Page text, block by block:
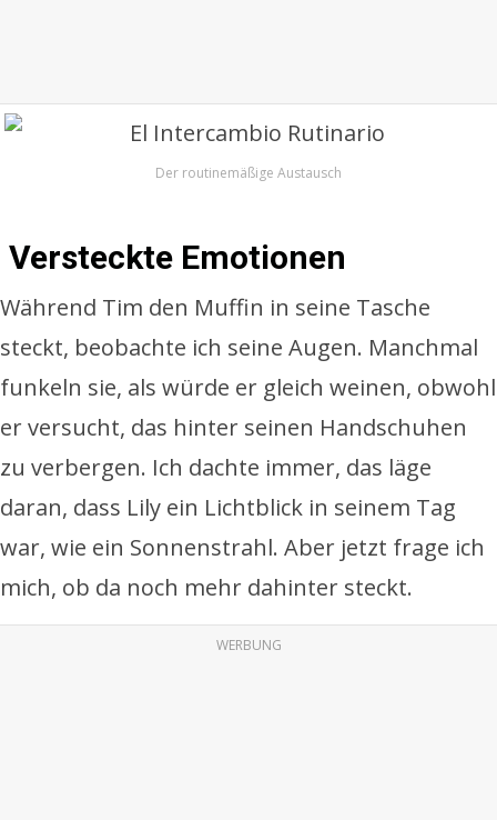
Der routinemäßige Austausch
Versteckte Emotionen
Während Tim den Muffin in seine Tasche
steckt, beobachte ich seine Augen. Manchmal
funkeln sie, als würde er gleich weinen, obwohl
er versucht, das hinter seinen Handschuhen
zu verbergen. Ich dachte immer, das läge
daran, dass Lily ein Lichtblick in seinem Tag
war, wie ein Sonnenstrahl. Aber jetzt frage ich
mich, ob da noch mehr dahinter steckt.
WERBUNG